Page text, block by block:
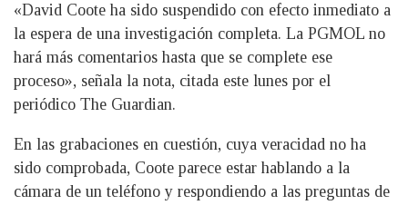
«David Coote ha sido suspendido con efecto inmediato a
la espera de una investigación completa. La PGMOL no
hará más comentarios hasta que se complete ese
proceso», señala la nota, citada este lunes por el
periódico The Guardian.
En las grabaciones en cuestión, cuya veracidad no ha
sido comprobada, Coote parece estar hablando a la
cámara de un teléfono y respondiendo a las preguntas de